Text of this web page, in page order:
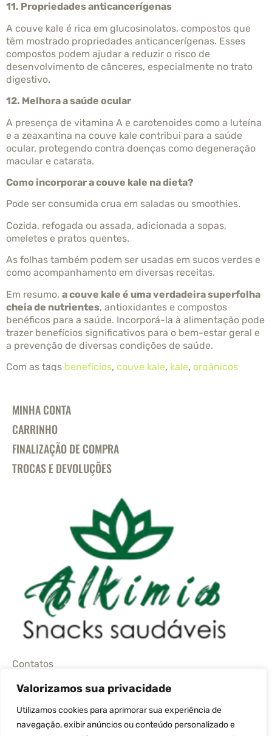
Valorizamos sua privacidade
Utilizamos cookies para aprimorar sua experiência de
navegação, exibir anúncios ou conteúdo personalizado e
11. Propriedades anticancerígenas
A couve kale é rica em glucosinolatos, compostos que
têm mostrado propriedades anticancerígenas. Esses
compostos podem ajudar a reduzir o risco de
desenvolvimento de cânceres, especialmente no trato
digestivo.
12. Melhora a saúde ocular
A presença de vitamina A e carotenoides como a luteína
e a zeaxantina na couve kale contribui para a saúde
ocular, protegendo contra doenças como degeneração
macular e catarata.
Como incorporar a couve kale na dieta?
Pode ser consumida crua em saladas ou smoothies.
Cozida, refogada ou assada, adicionada a sopas,
omeletes e pratos quentes.
As folhas também podem ser usadas em sucos verdes e
como acompanhamento em diversas receitas.
Em resumo, a couve kale é uma verdadeira superfolha
cheia de nutrientes, antioxidantes e compostos
benéficos para a saúde. Incorporá-la à alimentação pode
trazer benefícios significativos para o bem-estar geral e
a prevenção de diversas condições de saúde.
Com as tags benefícios, couve kale, kale, orgânicos
MINHA CONTA
CARRINHO
FINALIZAÇÃO DE COMPRA
TROCAS E DEVOLUÇÕES
Contatos
(11) 95664-4480
sac@alkimiaprodutosnaturais.com.br